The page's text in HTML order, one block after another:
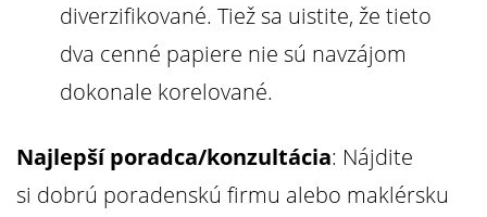
diverzifikované. Tiež sa uistite, že tieto
dva cenné papiere nie sú navzájom
dokonale korelované.
Najlepší poradca/konzultácia: Nájdite
si dobrú poradenskú firmu alebo maklérsku